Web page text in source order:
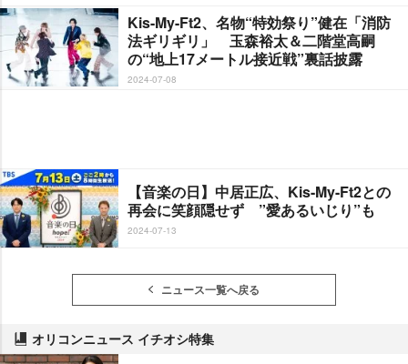
Kis-My-Ft2、名物“特効祭り”健在「消防
法ギリギリ」 玉森裕太＆二階堂高嗣
の“地上17メートル接近戦”裏話披露
2024-07-08
【音楽の日】中居正広、Kis-My-Ft2との
再会に笑顔隠せず ”愛あるいじり”も
2024-07-13
ニュース一覧へ戻る
オリコンニュース イチオシ特集